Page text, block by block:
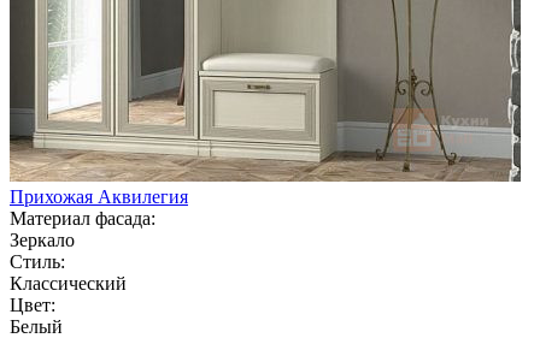
Прихожая Аквилегия
Материал фасада:
Зеркало
Стиль:
Классический
Цвет:
Белый